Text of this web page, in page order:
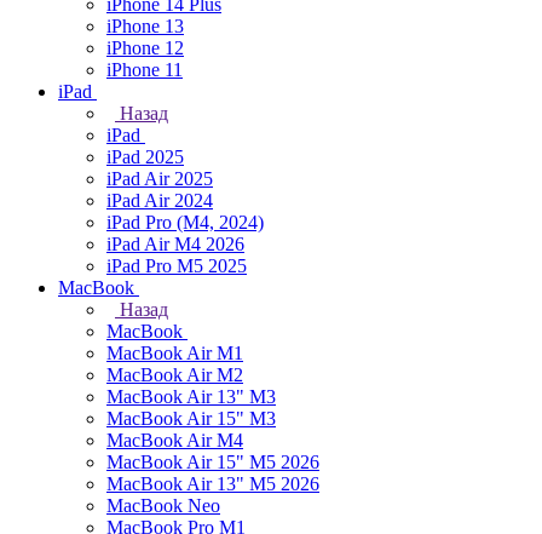
iPhone 14 Plus
iPhone 13
iPhone 12
iPhone 11
iPad
Назад
iPad
iPad 2025
iPad Air 2025
iPad Air 2024
iPad Pro (M4, 2024)
iPad Air M4 2026
iPad Pro M5 2025
MacBook
Назад
MacBook
MacBook Air M1
MacBook Air M2
MacBook Air 13" M3
MacBook Air 15" M3
MacBook Air M4
MacBook Air 15" М5 2026
MacBook Air 13" М5 2026
MacBook Neo
MacBook Pro M1